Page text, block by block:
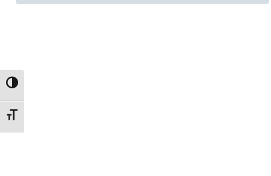
Attiva/disattiva alto contrasto
Attiva/disattiva dimensione testo